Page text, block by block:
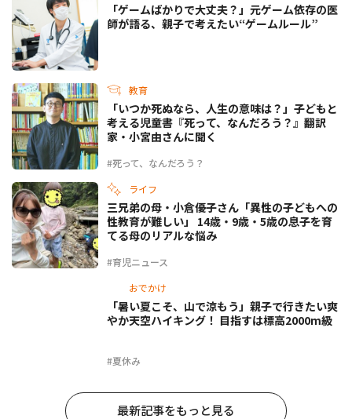
「ゲームばかりで大丈夫？」元ゲーム依存の医
師が語る、親子で考えたい“ゲームルール”
教育
#死って、なんだろう？
「いつか死ぬなら、人生の意味は？」子どもと
考える児童書『死って、なんだろう？』翻訳
家・小宮由さんに聞く
ライフ
#育児ニュース
三兄弟の母・小倉優子さん「異性の子どもへの
性教育が難しい」 14歳・9歳・5歳の息子を育
てる母のリアルな悩み
おでかけ
#夏休み
「暑い夏こそ、山で涼もう」親子で行きたい爽
やか天空ハイキング！ 目指すは標高2000m級
最新記事をもっと見る